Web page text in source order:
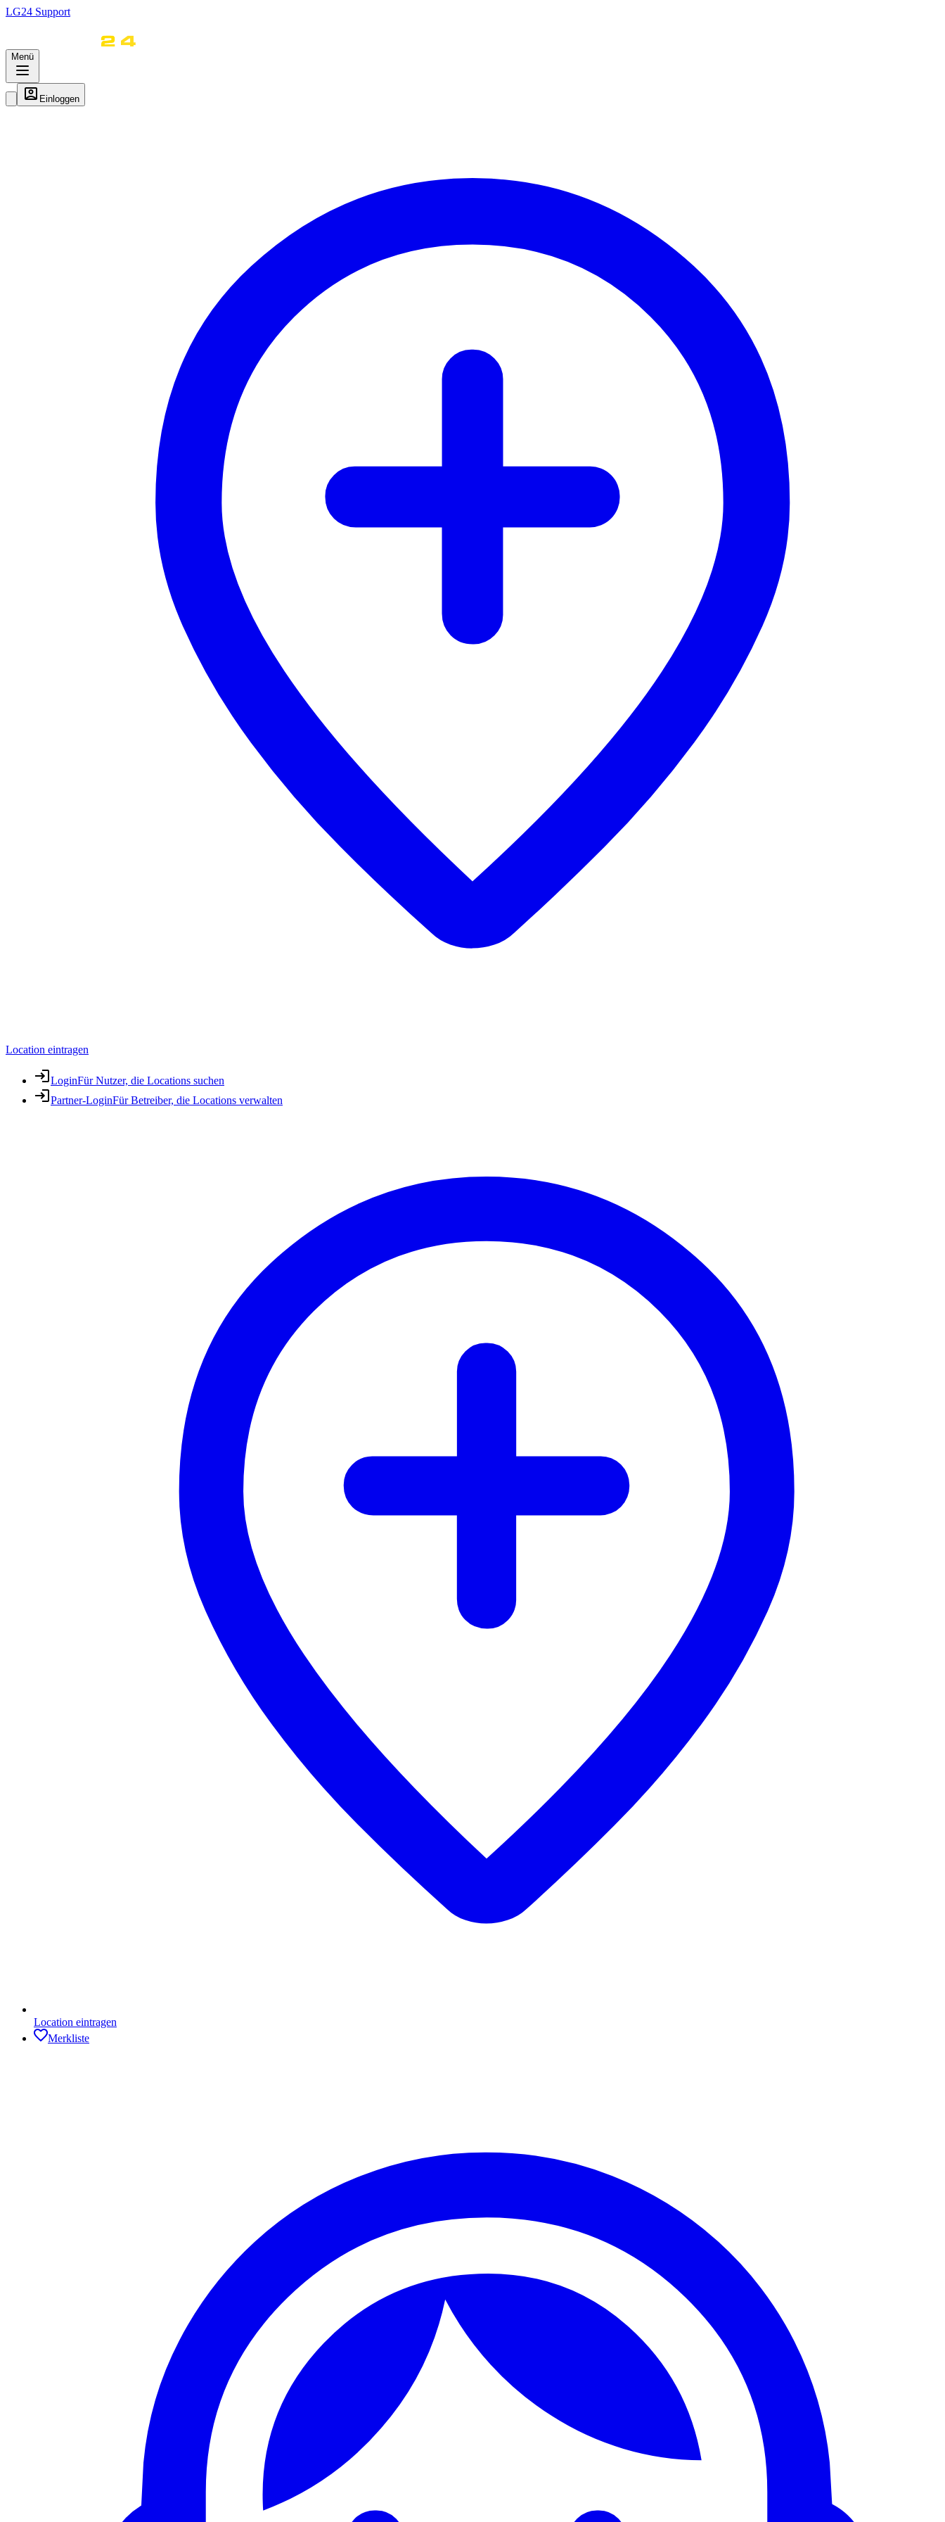
LG24 Support
Menü
Einloggen
Location eintragen
LoginFür Nutzer, die Locations suchen
Partner-LoginFür Betreiber, die Locations verwalten
Location eintragen
Merkliste